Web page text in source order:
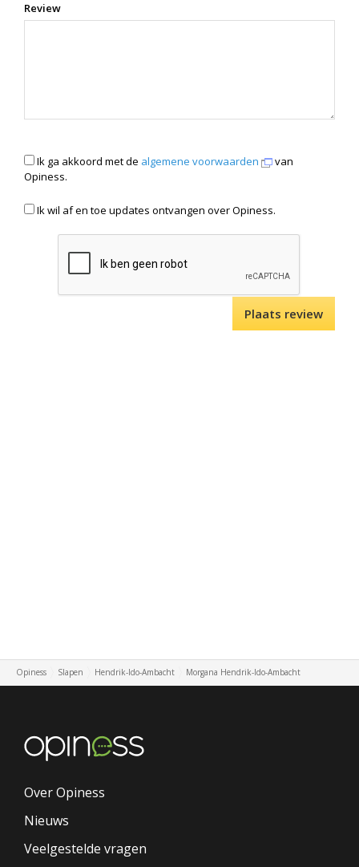
Review
Ik ga akkoord met de algemene voorwaarden
van
Opiness.
Ik wil af en toe updates ontvangen over Opiness.
Opiness Slapen Hendrik-Ido-Ambacht Morgana Hendrik-Ido-Ambacht
Over Opiness
Nieuws
Veelgestelde vragen